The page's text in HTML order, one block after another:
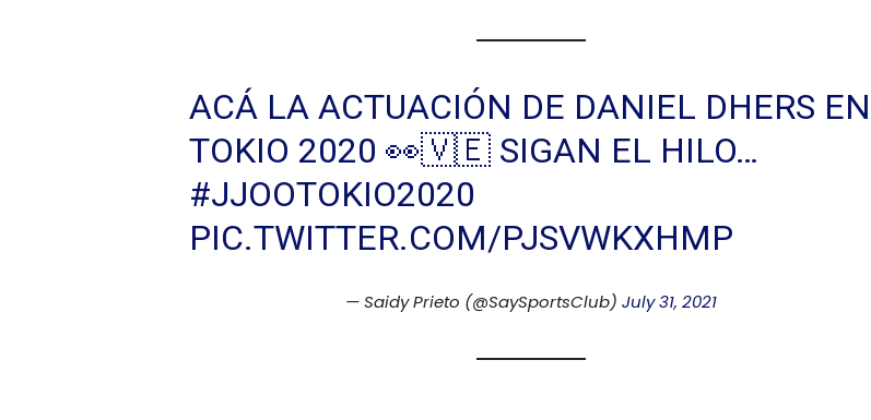
ACÁ LA ACTUACIÓN DE DANIEL DHERS EN
TOKIO 2020 👀🇻🇪 SIGAN EL HILO…
#JJOOTOKIO2020
PIC.TWITTER.COM/PJSVWKXHMP
— Saidy Prieto (@SaySportsClub) July 31, 2021